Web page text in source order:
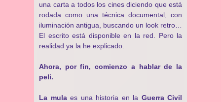
una carta a todos los cines diciendo que está
rodada como una técnica documental, con
iluminación antigua, buscando un look retro…
El escrito está disponible en la red. Pero la
realidad ya la he explicado.
Ahora, por fin, comienzo a hablar de la
peli.
La mulaes una historia en la Guerra Civil